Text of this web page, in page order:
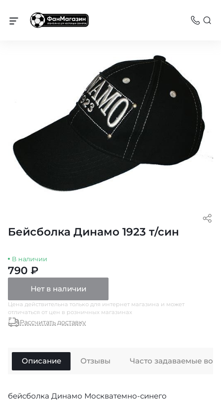
Динамо
Бейсболка Динамо 1923 т/син
В наличии
790 ₽
Нет в наличии
Цена действительна только для интернет магазина и может
отличаться от цен в розничных магазинах
Рассчитать доставку
Описание
бейсболка Динамо Москватемно-синего
Отзывы Часто задаваемые